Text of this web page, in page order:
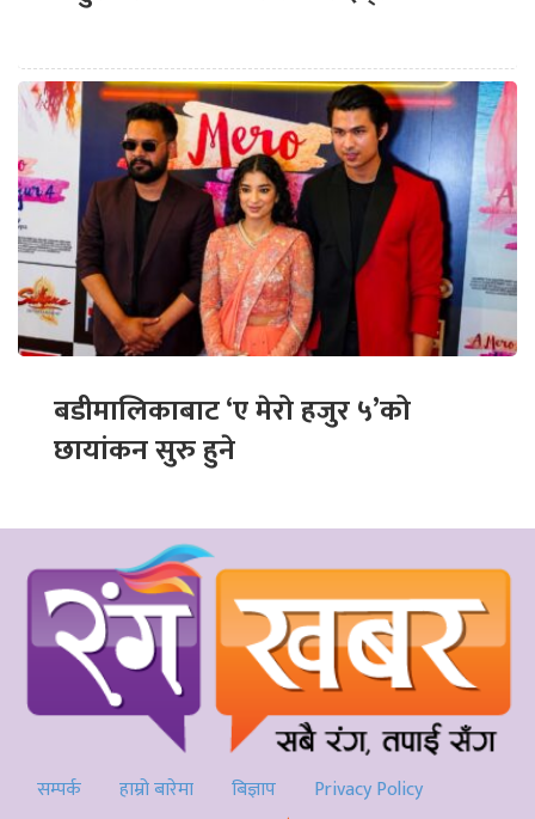
बडीमालिकाबाट ‘ए मेरो हजुर ५’को
छायांकन सुरु हुने
सम्पर्क हाम्रो बारेमा बिज्ञाप
Privacy Policy